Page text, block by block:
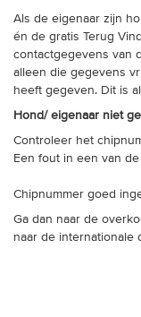
Fokken met
Onze
Opleidingen
trainingen
Zoek een
Als de eigenaar zijn
én de gratis Terug
contactgegevens van
alleen die gegevens
heeft gegeven. Dit is
Hond/ eigenaar niet
Controleer het
Een fout in een van
Chipnummer goed
Ga dan naar de
naar de internationale